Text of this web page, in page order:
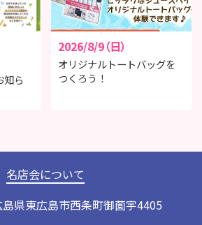
知ら
2026/8/9（日）
オリジナルトートバッグを
つくろう！
名店会について
県東広島市西条町御薗宇4405